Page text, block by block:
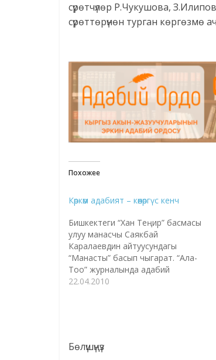
сүрөтчүлөр Р.Чукушова,
сүрөттөрүнөн турган көргөзмө
Похожее
Көркөм адабият – көөнөргүс кенч
Бишкектеги “Хан Теңир” басмасы
улуу манасчы Саякбай
Каралаевдин айтуусундагы
“Манасты” басып чыгарат. “Ала-
Тоо” журналында адабий
чыгармаларга жарыяланган сынак
ашык 7 кило салмагындагы
22.04.2010
Бөлүшүңүз